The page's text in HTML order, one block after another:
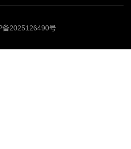
备2025126490号